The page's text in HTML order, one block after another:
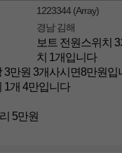
1223344 (Array)
경남 김해
보트 전원스위치
치 1개입니다
3만원 3개사시면8만원입
1개 4만입니다
5만원